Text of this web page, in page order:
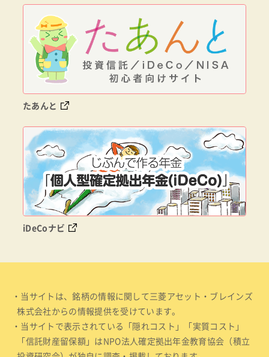
たあんと
iDeCoナビ
・当サイトは、銘柄の情報に関して三菱アセット・ブレインズ
株式会社からの情報提供を受けています。
・当サイトで表示されている「隠れコスト」「実質コスト」
「信託財産留保額」はNPO法人確定拠出年金教育協会（積立